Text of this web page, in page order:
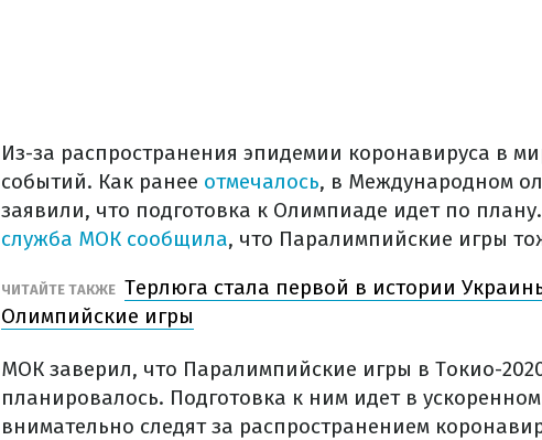
Из-за распространения эпидемии коронавируса в
событий. Как ранее отмечалось, в Международном
заявили, что подготовка к Олимпиаде идет по
служба МОК сообщила, что Паралимпийские игры
ЧИТАЙТЕ ТАКЖЕ Терлюга стала первой в истории
Олимпийские игры
МОК заверил, что Паралимпийские игры в Токио-2020
планировалось. Подготовка к ним идет в
внимательно следят за распространением